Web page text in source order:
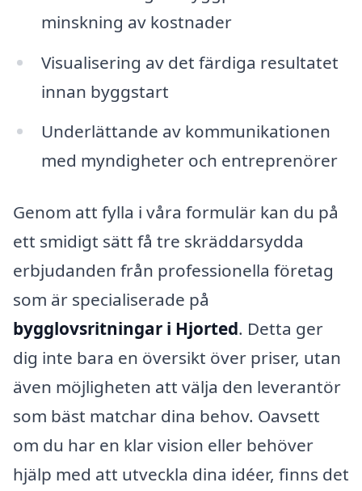
minskning av kostnader
Visualisering av det färdiga resultatet
innan byggstart
Underlättande av kommunikationen
med myndigheter och entreprenörer
Genom att fylla i våra formulär kan du på
ett smidigt sätt få tre skräddarsydda
erbjudanden från professionella företag
som är specialiserade på
bygglovsritningar i Hjorted. Detta ger
dig inte bara en översikt över priser, utan
även möjligheten att välja den leverantör
som bäst matchar dina behov. Oavsett
om du har en klar vision eller behöver
hjälp med att utveckla dina idéer, finns det